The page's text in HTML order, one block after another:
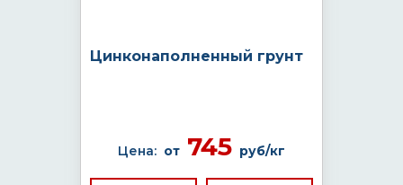
Цинконаполненный грунт
Цена: от 745 руб/кг